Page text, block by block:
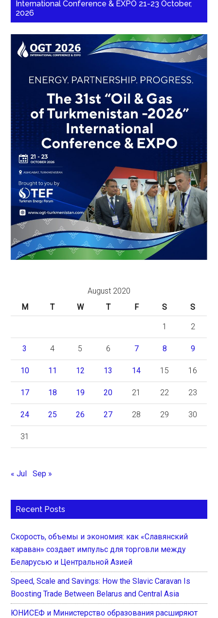
International Conference & EXPO 21-23 October,
2026
August 2020
M
T W T F S S
1 2
3 4 5 6 7 8 9
10 11 12 13 14 15 16
17 18 19 20 21 22 23
24 25 26 27 28 29 30
31
« Jul Sep »
Recent Posts
Скорость, объемы и экономия: как «Славянский
караван» создает импульс для торговли между
Беларусью и Центральной Азией
Speed, Scale and Savings: How the Slavic Caravan Is
Boosting Trade Between Belarus and Central Asia
ЮНИСЕФ и Министерство образования расширяют